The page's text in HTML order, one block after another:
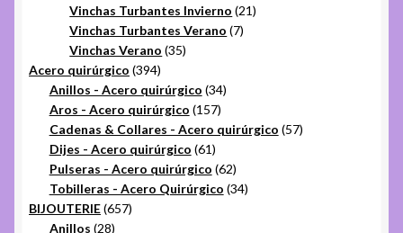
productos
Vinchas Turbantes Invierno 2121
Vinchas Turbantes Verano 77
Vinchas Verano 3535
Acero quirúrgico 394394
productos
Anillos - Acero quirúrgico 3434
Aros - Acero quirúrgico 157157
productos
Cadenas & Collares - Acero quirúrgico 5757
Dijes - Acero quirúrgico 6161
productos
Pulseras - Acero quirúrgico 6262
productos
Tobilleras - Acero Quirúrgico 3434
BIJOUTERIE 657657
Anillos 2828